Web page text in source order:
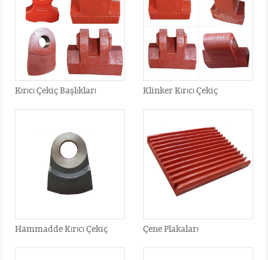
Kırıcı Çekiç Başlıkları Klinker Kırıcı Çekiç
Hammadde Kırıcı Çekiç Çene Plakaları